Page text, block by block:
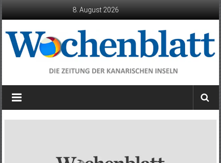
8. August 2026
Wochenblatt
die